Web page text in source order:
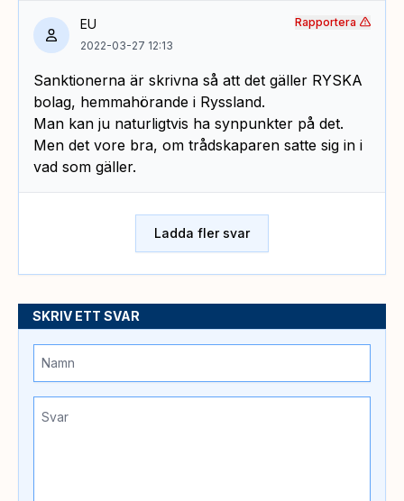
EU
2022-03-27 12:13
Sanktionerna är skrivna så att det gäller RYSKA
bolag, hemmahörande i Ryssland.
Man kan ju naturligtvis ha synpunkter på det.
Men det vore bra, om trådskaparen satte sig in i
vad som gäller.
Rapportera
Ladda fler svar
SKRIV ETT SVAR